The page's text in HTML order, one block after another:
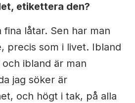
etikettera den?
låtar. Sen har man
precis som i livet. Ibland
ibland är man
jag söker är
och högt i tak, på alla